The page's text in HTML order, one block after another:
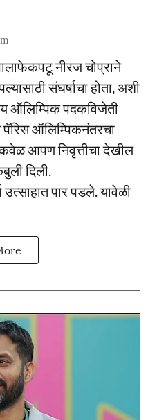
नीरज चोप्राने
संघर्षाचा होता, अशी
ऑलिम्पिक पदकविजेती
पॅरिस ऑलिम्पिकनंतरचा
आपण निवृत्तीचा देखील
दिली.
पार पडले. यावेळी